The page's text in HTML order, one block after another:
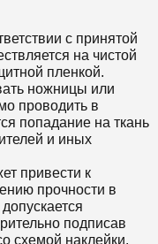
с принятой
на чистой
пленкой.
ножницы или
проводить в
попадание на ткань
и иных
привести к
прочности в
подписав
схемой наклейки.